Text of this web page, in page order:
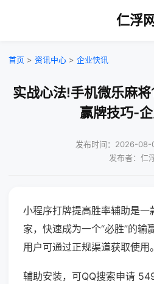
仁浮网
首页 > 资讯中心 > 企业快讯
实战心法!手机微乐麻将
赢牌技巧-
发布时间：2026-08-
发布者：仁
小程序打牌提高胜率辅助是一
家，快速成为一个“必胜”的输
用户可通过正规渠道获取使用。
辅助安装，可QQ搜索申请